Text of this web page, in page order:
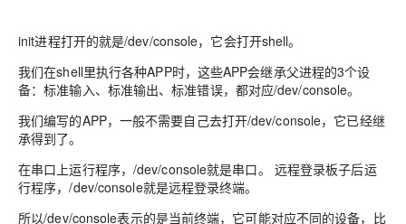
init进程打开的就是/dev/console，它会打开shell。
我们在shell里执行各种APP时，这些APP会继承父进程的3个设
备：标准输入、标准输出、标准错误，都对应/dev/console。
我们编写的APP，一般不需要自己去打开/dev/console，它已经继
承得到了。
在串口上运行程序，/dev/console就是串口。 远程登录板子后运
行程序，/dev/console就是远程登录终端。
所以/dev/console表示的是当前终端，它可能对应不同的设备，比